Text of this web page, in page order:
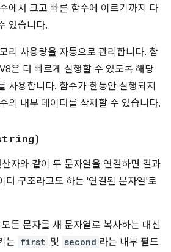
에서 크고 빠른 함수에 이르기까지 다
있습니다.
리 사용량을 자동으로 관리합니다. 함
은 더 빠르게 실행할 수 있도록 해당
사용합니다. 함수가 한동안 실행되지
의 내부 데이터를 삭제할 수 있습니다.
산자와 같이 두 문자열을 연결하면 결과
터 구조라고도 하는 '연결된 문자열'로
든 문자를 새 문자열로 복사하는 대신
는 first 및 second 라는 내부 필드